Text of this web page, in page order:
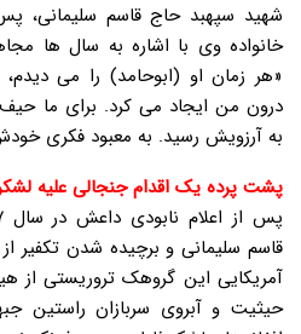
شهید سپهبد حاج قاسم سلیمانی،
خانواده وی با اشاره به سال ها
«هر زمان او (ابوحامد) را می
درون من ایجاد می کرد. برای ما
به آرزویش رسید. به معبود فکری
پشت پرده یک اقدام جنجالی علیه
قاسم سلیمانی و برچیده شدن تکفیر
آمریکایی این گروهک تروریستی از
حیثیت و آبروی سربازان راستین